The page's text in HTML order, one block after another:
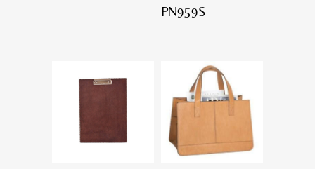
PN959S